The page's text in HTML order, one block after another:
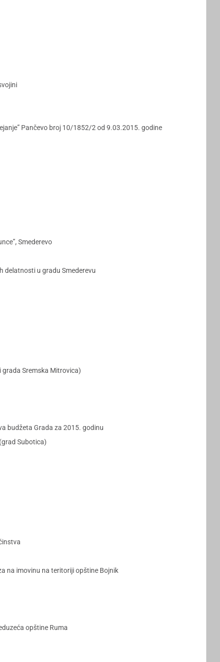
Pančevo broj 10/1852/2 od 9.03.2015. godine
Smederevo
delatnosti u gradu Smederevu
Sremska Mitrovica)
budžeta Grada za 2015. godinu
Subotica)
na imovinu na teritoriji opštine Bojnik
opštine Ruma